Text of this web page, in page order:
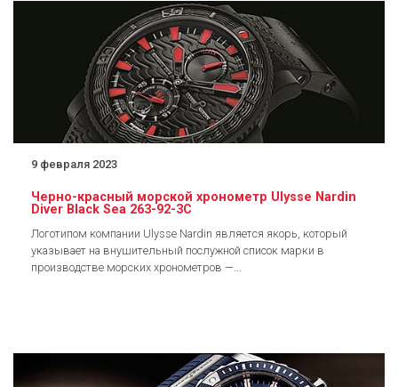
9 февраля 2023
Черно-красный морской хронометр Ulysse Nardin
Diver Black Sea 263-92-3C
Логотипом компании Ulysse Nardin является якорь, который
указывает на внушительный послужной список марки в
производстве морских хронометров —...